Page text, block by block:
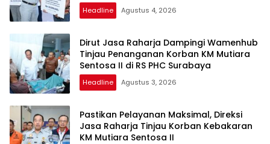
Headline Agustus 4, 2026
Dirut Jasa Raharja Dampingi Wamenhub
Tinjau Penanganan Korban KM Mutiara
Sentosa II di RS PHC Surabaya
Headline Agustus 3, 2026
Pastikan Pelayanan Maksimal, Direksi
Jasa Raharja Tinjau Korban Kebakaran
KM Mutiara Sentosa II